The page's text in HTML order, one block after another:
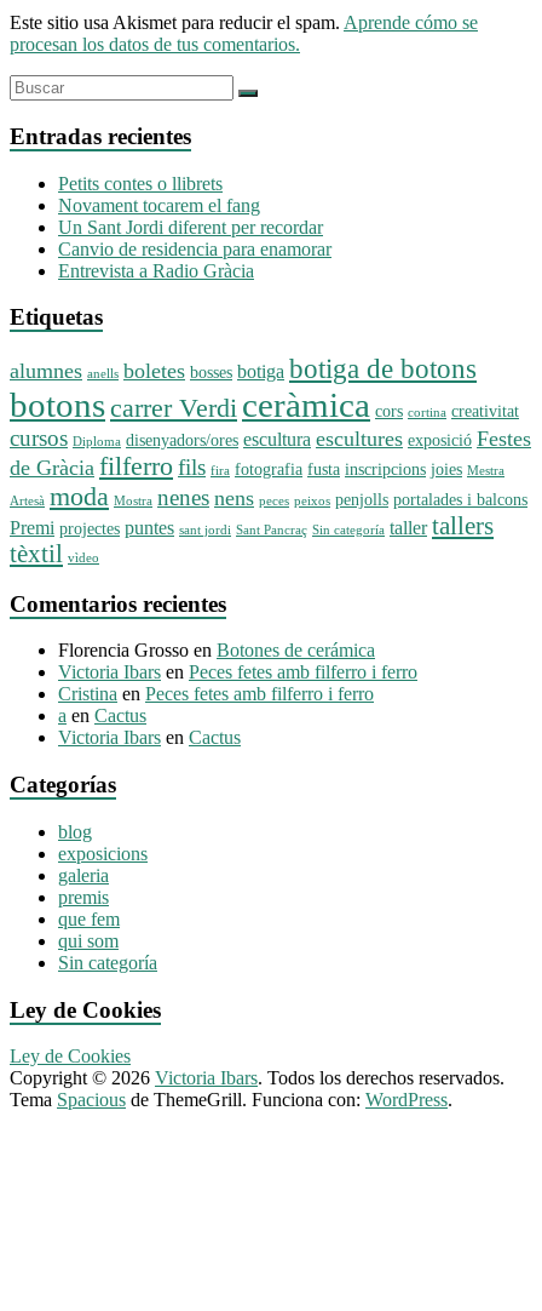
Este sitio usa Akismet para reducir el spam. Aprende cómo se
procesan los datos de tus comentarios.
Entradas recientes
Petits contes o llibrets
Novament tocarem el fang
Un Sant Jordi diferent per recordar
Canvio de residencia para enamorar
Entrevista a Radio Gràcia
Etiquetas
alumnes anells boletes bosses botiga botiga de botons
botonscarrer Verdi ceràmica cors cortina creativitat
cursos Diploma disenyadors/ores escultura escultures exposició Festes
de Gràcia filferrofils fira fotografia fusta inscripcions joies Mestra
Artesà moda Mostra nenes nens peces peixos penjolls portalades i balcons
Premi projectes puntes sant jordi Sant Pancraç Sin categoría taller tallers
tèxtil
vìdeo
Comentarios recientes
Florencia Grosso en Botones de cerámica
Victoria Ibars en Peces fetes amb filferro i ferro
Cristina en Peces fetes amb filferro i ferro
a en Cactus
Victoria Ibars en Cactus
Categorías
blog
exposicions
galeria
premis
que fem
qui som
Sin categoría
Ley de Cookies
Ley de Cookies
Copyright © 2026 Victoria Ibars. Todos los derechos reservados.
Tema Spacious de ThemeGrill. Funciona con: WordPress.